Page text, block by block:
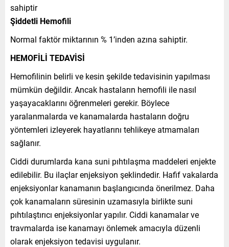
sahiptir
Şiddetli Hemofili
Normal faktör miktarının % 1’inden azına sahiptir.
HEMOFİLİ TEDAVİSİ
Hemofilinin belirli ve kesin şekilde tedavisinin yapılması
mümkün değildir. Ancak hastaların hemofili ile nasıl
yaşayacaklarını öğrenmeleri gerekir. Böylece
yaralanmalarda ve kanamalarda hastaların doğru
yöntemleri izleyerek hayatlarını tehlikeye atmamaları
sağlanır.
Ciddi durumlarda kana suni pıhtılaşma maddeleri enjekte
edilebilir. Bu ilaçlar enjeksiyon şeklindedir. Hafif vakalarda
enjeksiyonlar kanamanın başlangıcında önerilmez. Daha
çok kanamaların süresinin uzamasıyla birlikte suni
pıhtılaştırıcı enjeksiyonlar yapılır. Ciddi kanamalar ve
travmalarda ise kanamayı önlemek amacıyla düzenli
olarak enjeksiyon tedavisi uygulanır.